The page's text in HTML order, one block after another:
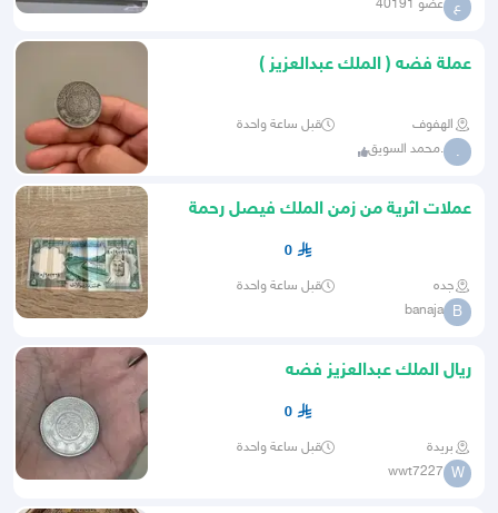
ع عضو 40191
عملة فضه ( الملك عبدالعزيز )
الهفوف قبل ساعة واحدة
. .محمد السويق
عملات اثرية من زمن الملك فيصل رحمة
0
جده قبل ساعة واحدة
B
banaja
ريال الملك عبدالعزيز فضه
0
بريدة قبل ساعة واحدة
W
wwt7227